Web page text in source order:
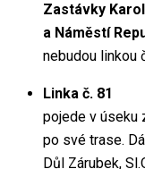
Zastávky
a Náměstí
nebudou linkou
Linka č. 81
pojede v úseku
po své trase.
Důl Zárubek,